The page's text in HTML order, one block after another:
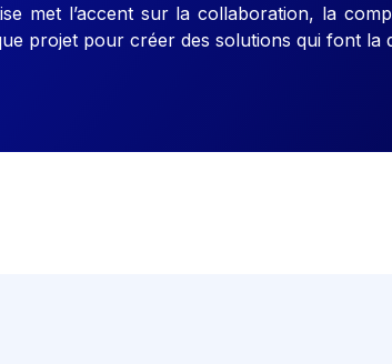
met l’accent sur la collaboration, la
projet pour créer des solutions qui font la